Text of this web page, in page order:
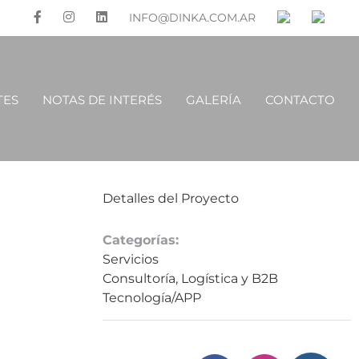
INFO@DINKA.COM.AR
NOTAS DE INTERÉS GALERÍA CONTACTO
Detalles del Proyecto
Categorías:
Servicios
Consultoría, Logística y B2B
Tecnología/APP